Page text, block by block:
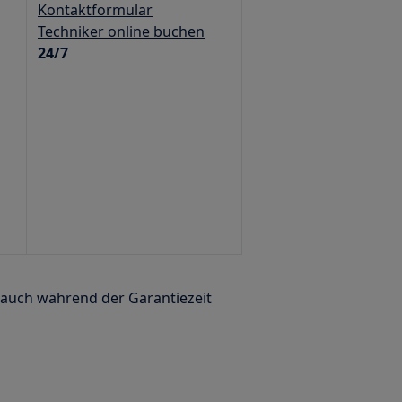
Kontaktformular
Techniker online buchen
24/7
während der Garantiezeit